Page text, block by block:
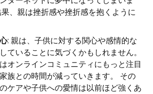
、親は挫折感や挫折感を抱くように
: 親は、子供に対する関心や感情的な
ていることに気づくかもしれません。
オンラインコミュニティにもっと注目
族との時間が減っていきます。 その
ケアや子供への愛情は以前ほど強くあ